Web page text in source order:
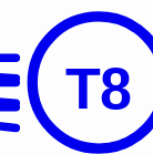
T8